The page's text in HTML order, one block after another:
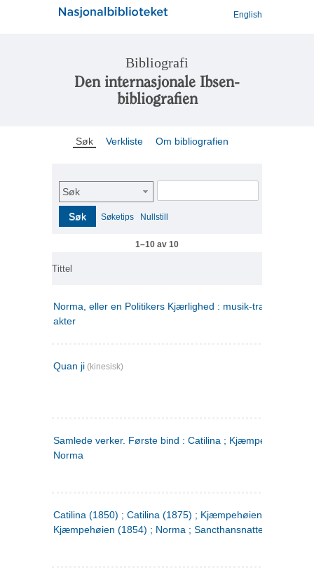
English
Bibliografi
Den internasjonale Ibsen-
bibliografien
Søk Verkliste Om bibliografien
Søk
Søk Søketips Nullstill
1–10 av 10
Tittel
Norma, eller en Politikers Kjærlighed : musik-tragedie i tre
akter
Quan ji (kinesisk)
Samlede verker. Første bind : Catilina ; Kjæmpehøien ;
Norma
Catilina (1850) ; Catilina (1875) ; Kjæmpehøien (1850) ;
Kjæmpehøien (1854) ; Norma ; Sancthansnatten